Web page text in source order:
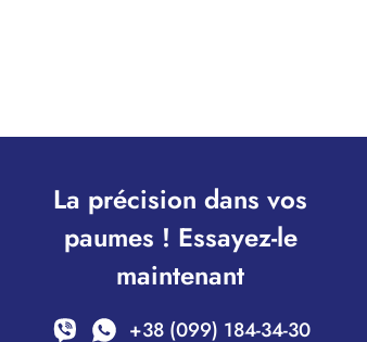
La précision dans vos
paumes ! Essayez-le
maintenant
+38 (099) 184-34-30